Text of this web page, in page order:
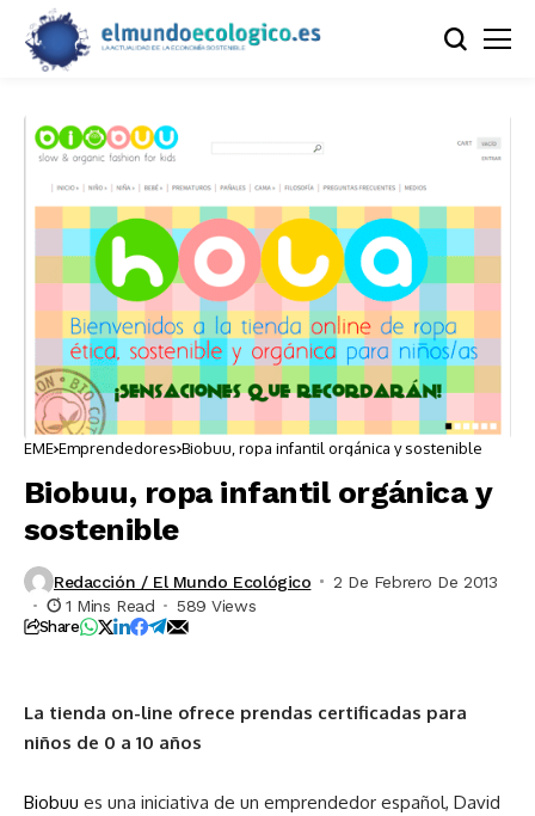
EME Emprendedores Biobuu, ropa infantil orgánica y sostenible
Biobuu, ropa infantil orgánica y
sostenible
Redacción / El Mundo Ecológico
2 De Febrero De 2013
1 Mins Read
589 Views
Share
La tienda on-line ofrece prendas certificadas para
niños de 0 a 10 años
Biobuu es una iniciativa de un emprendedor español, David